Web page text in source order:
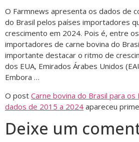
O Farmnews apresenta os dados de
do Brasil pelos países importadores
crescimento em 2024. Pois é, entre
importadores de carne bovina do
importante destacar o ritmo de
dos EUA, Emirados Árabes Unidos
Embora …
O post Carne bovina do Brasil para os
dados de 2015 a 2024 apareceu
Deixe um